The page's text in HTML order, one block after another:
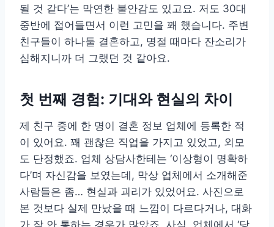
될 것 같다’는 막연한 불안감도 있고요. 저도 30대
중반에 접어들면서 이런 고민을 꽤 했습니다. 주변
친구들이 하나둘 결혼하고, 명절 때마다 잔소리가
심해지니까 더 그랬던 것 같아요.
첫 번째 경험: 기대와 현실의 차이
제 친구 중에 한 명이 결혼 정보 업체에 등록한 적
이 있어요. 꽤 괜찮은 직업을 가지고 있었고, 외모
도 단정했죠. 업체 상담사한테는 ‘이상형이 명확하
다’며 자신감을 보였는데, 막상 업체에서 소개해준
사람들은 좀… 현실과 괴리가 있었어요. 사진으로
본 것보다 실제 만났을 때 느낌이 다르다거나, 대화